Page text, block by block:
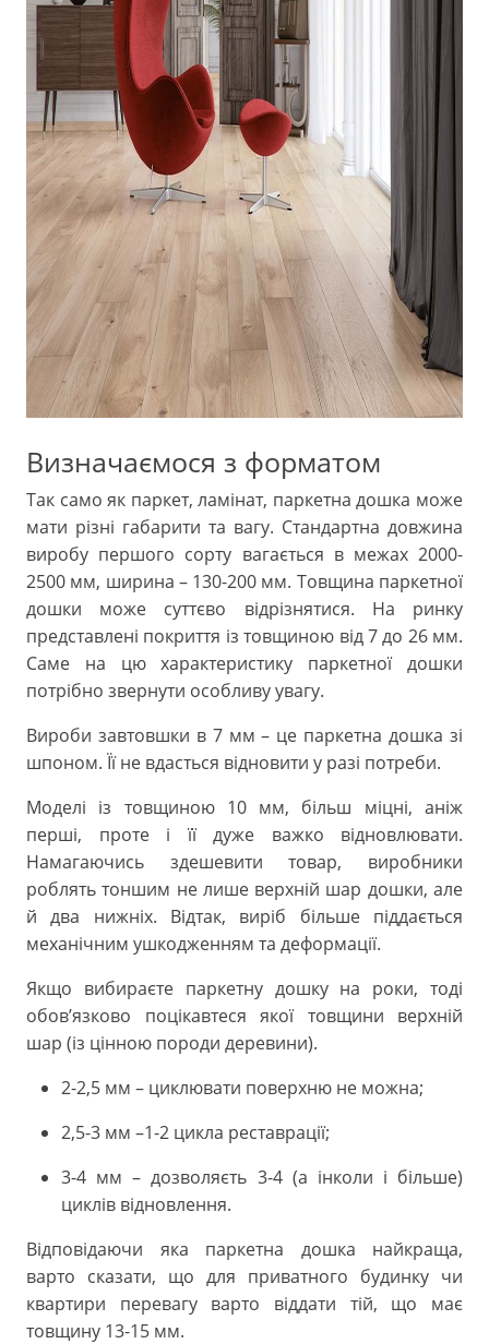
Визначаємося з форматом
Так само як паркет, ламінат, паркетна дошка може
мати різні габарити та вагу. Стандартна довжина
виробу першого сорту вагається в межах 2000-
2500 мм, ширина – 130-200 мм. Товщина паркетної
дошки може суттєво відрізнятися. На ринку
представлені покриття із товщиною від 7 до 26 мм.
Саме на цю характеристику паркетної дошки
потрібно звернути особливу увагу.
Вироби завтовшки в 7 мм – це паркетна дошка зі
шпоном. Її не вдасться відновити у разі потреби.
Моделі із товщиною 10 мм, більш міцні, аніж
перші, проте і її дуже важко відновлювати.
Намагаючись здешевити товар, виробники
роблять тоншим не лише верхній шар дошки, але
й два нижніх. Відтак, виріб більше піддається
механічним ушкодженням та деформації.
Якщо вибираєте паркетну дошку на роки, тоді
обов’язково поцікавтеся якої товщини верхній
шар (із цінною породи деревини).
2-2,5 мм – циклювати поверхню не можна;
2,5-3 мм –1-2 цикла реставрації;
3-4 мм – дозволяєть 3-4 (а інколи і більше)
циклів відновлення.
Відповідаючи яка паркетна дошка найкраща,
варто сказати, що для приватного будинку чи
квартири перевагу варто віддати тій, що має
товщину 13-15 мм.